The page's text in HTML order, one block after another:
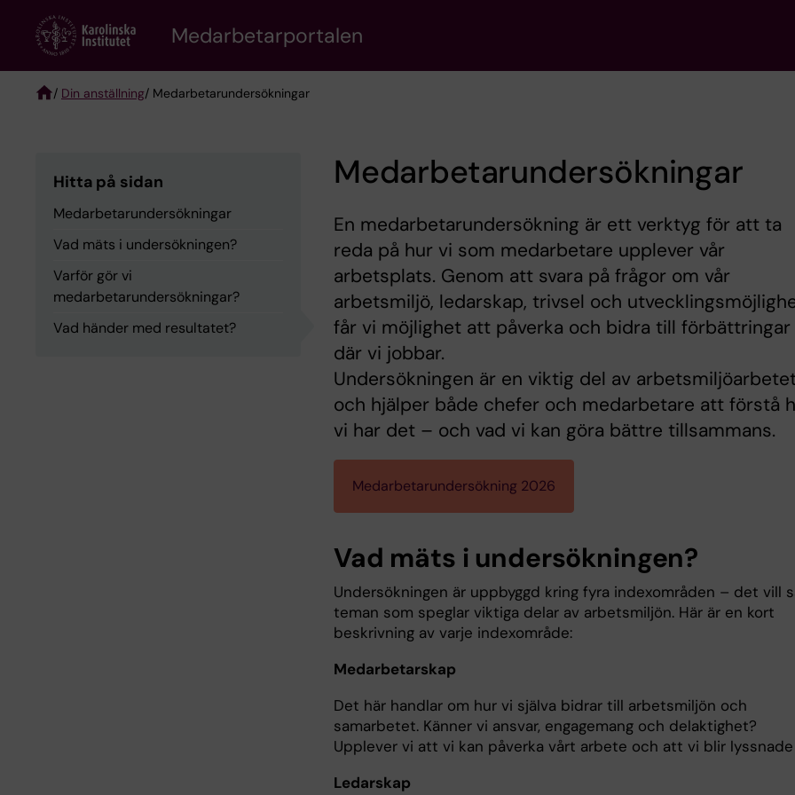
content
Medarbetarportalen
/ Din anställning/ Medarbetarundersökningar
Hitta på sidan
Medarbetarundersökningar
Vad mäts i undersökningen?
Varför gör vi
medarbetarundersökningar?
Vad händer med resultatet?
Medarbetarundersökningar
En medarbetarundersökning är ett verktyg för att ta
reda på hur vi som medarbetare upplever vår
arbetsplats. Genom att svara på frågor om vår
arbetsmiljö, ledarskap, trivsel och
får vi möjlighet att påverka och bidra till förbättringar
där vi jobbar.
Undersökningen är en viktig del av
och hjälper både chefer och medarbetare att förstå
vi har det – och vad vi kan göra bättre tillsammans.
Medarbetarundersökning 2026
Vad mäts i undersökningen?
Undersökningen är uppbyggd kring fyra indexområden – det vill
teman som speglar viktiga delar av arbetsmiljön. Här är en kort
beskrivning av varje indexområde:
Medarbetarskap
Det här handlar om hur vi själva bidrar till arbetsmiljön och
samarbetet. Känner vi ansvar, engagemang och delaktighet?
Upplever vi att vi kan påverka vårt arbete och att vi blir lyssnade
Ledarskap